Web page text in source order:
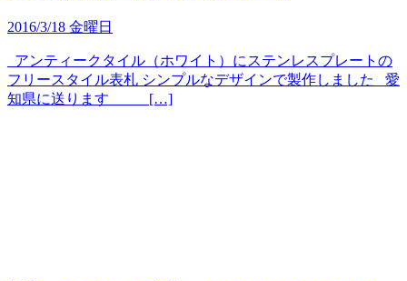
2016/3/18 金曜日
アンティークタイル（ホワイト）にステンレスプレートの
フリースタイル表札 シンプルなデザインで製作しました 愛
知県に送ります […]